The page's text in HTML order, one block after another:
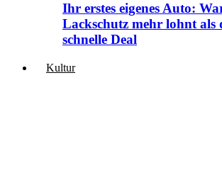
Ihr erstes eigenes Auto:
Lackschutz mehr lohnt als
schnelle Deal
Kultur